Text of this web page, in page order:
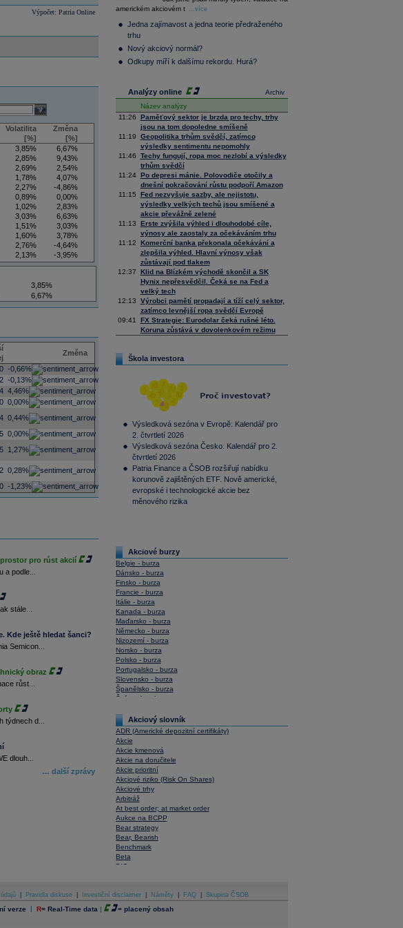
Výpočet: Patria Online
select
Volatilita
[%]
Změna
[%]
3,85%
6,67%
2,85%
9,43%
2,69%
2,54%
1,78%
4,07%
2,27%
-4,86%
0,89%
0,00%
1,02%
2,83%
3,03%
6,63%
1,51%
3,03%
1,60%
3,78%
2,76%
-4,64%
2,13%
-3,95%
3,50%
5,88%
3,85%
6,67%
Změna
-0,66%
-0,13%
4,46%
0,00%
0,44%
0,00%
1,27%
0,28%
-1,23%
pro růst akcií
podle...
stále...
Kde ještě hledat šanci?
Semicon...
obraz
růst...
týdnech d...
dlouh...
… další zprávy
Composite
36 229,64 0,23
Tecdax
Performance
index
3 995,46
americkém akciovém t
...více
Jedna zajímavost a jedna teorie předraženého
trhu
Nový akciový normál?
Odkupy míří k dalšímu rekordu. Hurá?
Archiv
Analýzy online
Název analýzy
11:26
Paměťový sektor je brzda pro techy, trhy
jsou na tom dopoledne smíšeně
11:19
Geopolitika trhům svědčí, zatímco
výsledky sentimentu nepomohly
11:46
Techy fungují, ropa moc nezlobí a výsledky
trhům svědčí
11:24
Po depresi mánie. Polovodiče otočily a
dnešní pokračování růstu podpoří Amazon
11:15
Fed nezvyšuje sazby, ale nejistotu,
výsledky velkých techů jsou smíšené a
akcie převážně zelené
11:13
Erste zvýšila výhled i dlouhodobé cíle,
výnosy ale zaostaly za očekáváním trhu
11:12
Komerční banka překonala očekávání a
zlepšila výhled. Hlavní výnosy však
zůstávají pod tlakem
12:37
Klid na Blízkém východě skončil a SK
Hynix nepřesvědčil. Čeká se na Fed a
velký tech
12:13
Výrobci pamětí propadají a tíží celý sektor,
zatímco levnější ropa svědčí Evropě
09:41
FX Strategie: Eurodolar čeká rušné léto.
Koruna zůstává v dovolenkovém režimu
Škola investora
Výsledková sezóna v Evropě: Kalendář pro
2. čtvrtletí 2026
Výsledková sezóna Česko: Kalendář pro 2.
čtvrtletí 2026
Patria Finance a ČSOB rozšiřují nabídku
korunově zajištěných ETF. Nově americké,
evropské i technologické akcie bez
měnového rizika
Akciové burzy
Belgie - burza
Dánsko - burza
Finsko - burza
Francie - burza
Itálie - burza
Kanada - burza
Maďarsko - burza
Německo - burza
Nizozemí - burza
Norsko - burza
Polsko - burza
Portugalsko - burza
Slovensko - burza
Španělsko - burza
Švýcarsko - burza
Akciový slovník
ADR (Americké depozitní certifikáty)
Akcie
Akcie kmenová
Akcie na doručitele
Akcie prioritní
Akciové riziko (Risk On Shares)
Akciové trhy
Arbitráž
At best order; at market order
Aukce na BCPP
Bear strategy
Bear, Bearish
Benchmark
Beta
BIC
Bonita
Book To Bill Ratio
Book Value
Pravidla diskuse Investiční disclaimer Náměty FAQ Skupina ČSOB
verze | R= Real-Time data | = placený obsah